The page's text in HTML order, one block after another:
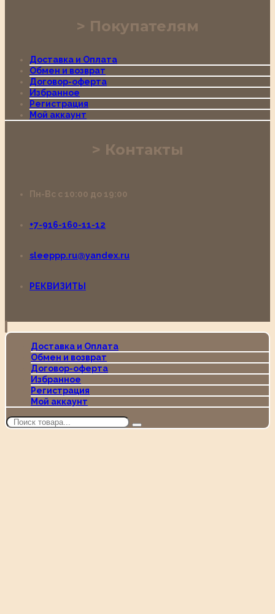
Покупателям
Доставка и Оплата
Обмен и возврат
Договор-оферта
Избранное
Регистрация
Мой аккаунт
Контакты
Пн-Вс с 10:00 до 19:00
+7-916-160-11-12
sleeppp.ru@yandex.ru
РЕКВИЗИТЫ
Доставка и Оплата
Обмен и возврат
Договор-оферта
Избранное
Регистрация
Мой аккаунт